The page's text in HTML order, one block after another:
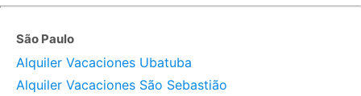
São Paulo
Alquiler Vacaciones Ubatuba
Alquiler Vacaciones São Sebastião